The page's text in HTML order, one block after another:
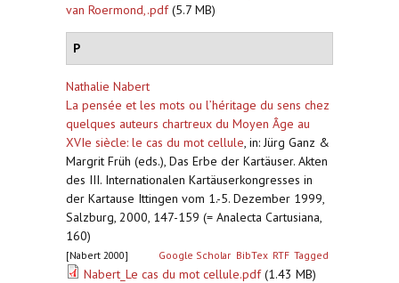
van Roermond,.pdf(5.7 MB)
P
Nathalie Nabert
La pensée et les mots ou l’héritage du sens chez
quelques auteurs chartreux du Moyen Âge au
XVIe siècle: le cas du mot cellule, in: Jürg Ganz &
Margrit Früh (eds.), Das Erbe der Kartäuser. Akten
des III. Internationalen Kartäuserkongresses in
der Kartause Ittingen vom 1.-5. Dezember 1999,
Salzburg, 2000, 147-159 (= Analecta Cartusiana,
160)
[Nabert 2000] Google Scholar BibTex RTF Tagged
Nabert_Le cas du mot cellule.pdf(1.43 MB)